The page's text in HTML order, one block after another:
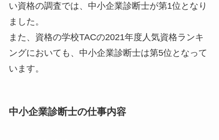
い資格の調査では、中小企業診断士が第1位となり
ました。
また、資格の学校TACの2021年度人気資格ランキ
ングにおいても、中小企業診断士は第5位となって
います。
中小企業診断士の仕事内容